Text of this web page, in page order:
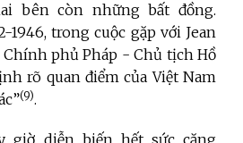
bên còn những bất đồng.
1946, trong cuộc gặp với Jean
phủ Pháp - Chủ tịch Hồ
rõ quan điểm của Việt Nam
(9).